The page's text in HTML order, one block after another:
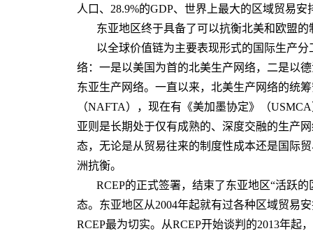
人口、28.9%的GDP、世界上最大的区域贸易安
东亚地区终于具备了可以抗衡北美和欧盟的
以全球价值链为主要表现形式的国际生产
络：一是以美国为首的北美生产网络，二是以
东亚生产网络。一直以来，北美生产网络的统
（NAFTA），现在有《美加墨协定》（
亚则是长期处于仅有成熟的、深度交融的生产
态，无论是从贸易往来的制度性成本还是国际
洲抗衡。
RCEP的正式签署，结束了东亚地区“活跃
态。东亚地区从2004年起就有过各种区域贸易
RCEP最为切实。从RCEP开始谈判的2013年起